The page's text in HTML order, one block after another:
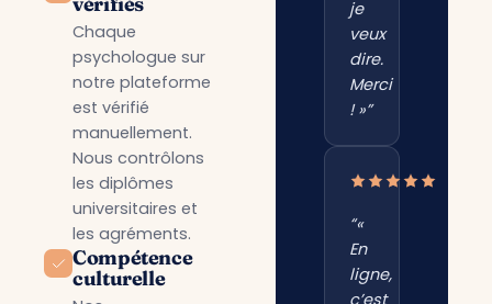
Chaque
psychologue sur
notre plateforme
est vérifié
manuellement.
Nous contrôlons
les diplômes
universitaires et
les agréments.
Compétence
culturelle
je
veux
dire.
Merci
! »”
“«
En
ligne,
c’est